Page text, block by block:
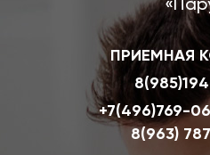
ПРИЕМНАЯ
+7(496)769-
8(963)